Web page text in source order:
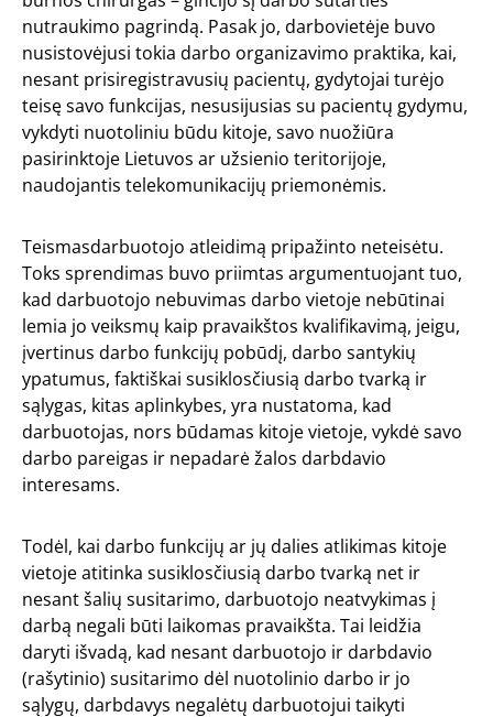
nutraukimo pagrindą. Pasak jo, darbovietėje buvo
nusistovėjusi tokia darbo organizavimo praktika, kai,
nesant prisiregistravusių pacientų, gydytojai turėjo
teisę savo funkcijas, nesusijusias su pacientų gydymu,
vykdyti nuotoliniu būdu kitoje, savo nuožiūra
pasirinktoje Lietuvos ar užsienio teritorijoje,
naudojantis telekomunikacijų priemonėmis.
Teismasdarbuotojo atleidimą pripažinto neteisėtu.
Toks sprendimas buvo priimtas argumentuojant tuo,
kad darbuotojo nebuvimas darbo vietoje nebūtinai
lemia jo veiksmų kaip pravaikštos kvalifikavimą, jeigu,
įvertinus darbo funkcijų pobūdį, darbo santykių
ypatumus, faktiškai susiklosčiusią darbo tvarką ir
sąlygas, kitas aplinkybes, yra nustatoma, kad
darbuotojas, nors būdamas kitoje vietoje, vykdė savo
darbo pareigas ir nepadarė žalos darbdavio
interesams.
Todėl, kai darbo funkcijų ar jų dalies atlikimas kitoje
vietoje atitinka susiklosčiusią darbo tvarką net ir
nesant šalių susitarimo, darbuotojo neatvykimas į
darbą negali būti laikomas pravaikšta. Tai leidžia
daryti išvadą, kad nesant darbuotojo ir darbdavio
(rašytinio) susitarimo dėl nuotolinio darbo ir jo
sąlygų, darbdavys negalėtų darbuotojui taikyti